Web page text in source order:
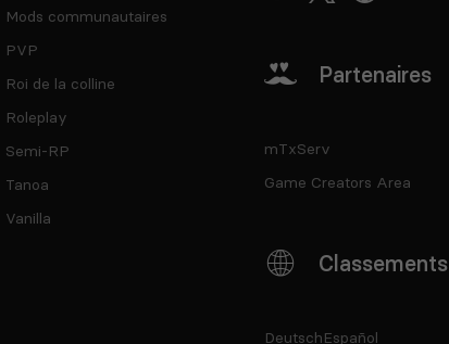
Mods communautaires
PVP
Roi de la colline
Roleplay
Semi-RP
Tanoa
Vanilla
Partenaires
mTxServ
Game Creators Area
Classements
DeutschEspañol